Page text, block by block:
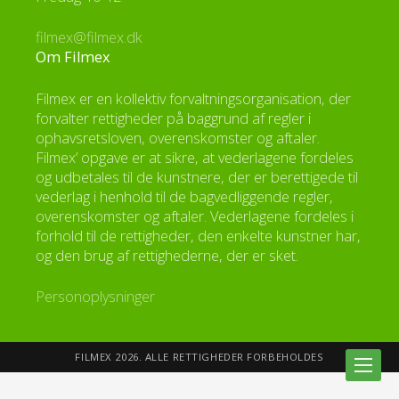
filmex@filmex.dk
Om Filmex
Filmex er en kollektiv forvaltningsorganisation, der
forvalter rettigheder på baggrund af regler i
ophavsretsloven, overenskomster og aftaler.
Filmex’ opgave er at sikre, at vederlagene fordeles
og udbetales til de kunstnere, der er berettigede til
vederlag i henhold til de bagvedliggende regler,
overenskomster og aftaler. Vederlagene fordeles i
forhold til de rettigheder, den enkelte kunstner har,
og den brug af rettighederne, der er sket.
Personoplysninger
FILMEX 2026. ALLE RETTIGHEDER FORBEHOLDES